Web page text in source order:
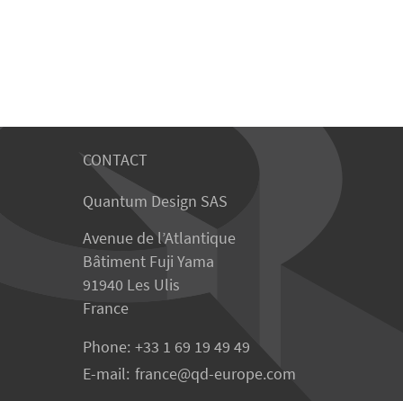
CONTACT
Quantum Design SAS
Avenue de l’Atlantique
Bâtiment Fuji Yama
91940 Les Ulis
France
Phone: +33 1 69 19 49 49
E-mail: france qd-europe.com